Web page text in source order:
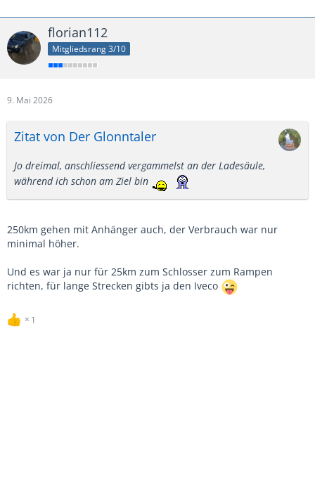
florian112
Mitgliedsrang 3/10
9. Mai 2026
Zitat von Der Glonntaler
Jo dreimal, anschliessend vergammelst an der Ladesäule,
während ich schon am Ziel bin
250km gehen mit Anhänger auch, der Verbrauch war nur
minimal höher.
Und es war ja nur für 25km zum Schlosser zum Rampen
richten, für lange Strecken gibts ja den Iveco
1